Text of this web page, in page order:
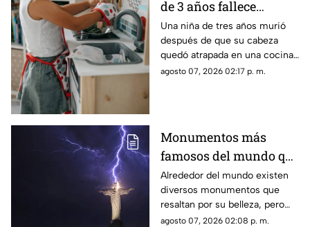
de 3 años fallece
después de quedar
atrapada en una cocina
de juguete
Una niña de tres años murió
después de que su cabeza
quedó atrapada en una cocina
de juguete. La menor de edad
agosto 07, 2026 02:17 p. m.
Monumentos más
famosos del mundo que
también funcionan
como pararrayos, ¿por
qué ocurre esto?
Alrededor del mundo existen
diversos monumentos que
resaltan por su belleza, pero
algunos de ellos pueden llegar
agosto 07, 2026 02:08 p. m.